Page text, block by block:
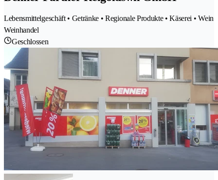
Lebensmittelgeschäft • Getränke • Regionale Produkte • Käserei • Wein
Weinhandel
Geschlossen